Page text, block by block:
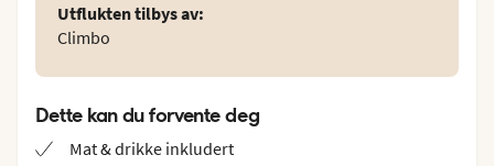
Utflukten tilbys av:
Climbo
Dette kan du forvente deg
Mat & drikke inkludert